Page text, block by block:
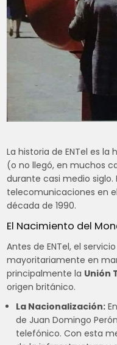
La historia de ENTel es
(o no llegó, en muchos
durante casi medio siglo.
telecomunicaciones en
década de 1990.
El Nacimiento del
Antes de ENTel, el
mayoritariamente en
principalmente la Unión
origen británico.
La Nacionalización:
de Juan Domingo
telefónico. Con esta